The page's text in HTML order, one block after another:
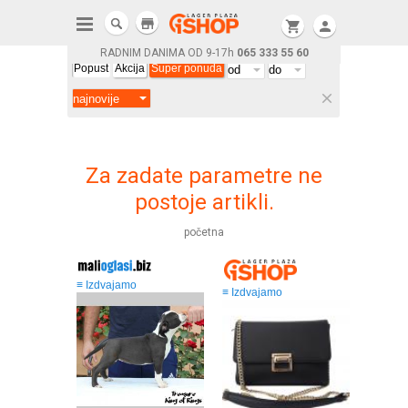
RADNIM DANIMA OD 9-17h 065 333 55 60
shopping_cart person
store
Popust Akcija Super ponuda
clear
Za zadate parametre ne
postoje artikli.
početna